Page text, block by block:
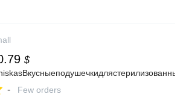
$
- Few orders